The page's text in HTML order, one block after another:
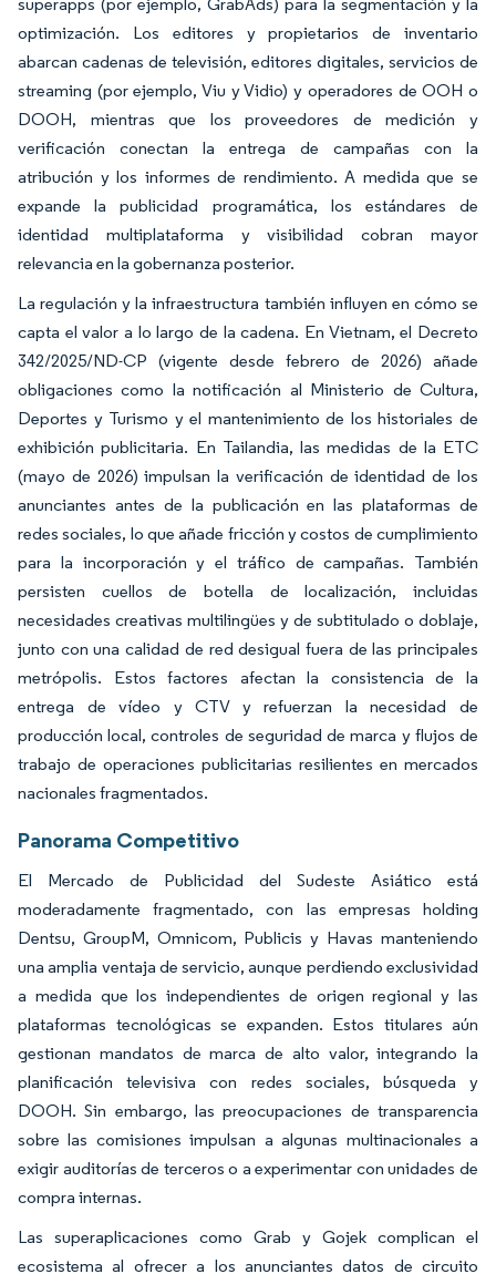
optimización. Los editores y propietarios de inventario
abarcan cadenas de televisión, editores digitales, servicios de
streaming (por ejemplo, Viu y Vidio) y operadores de OOH o
DOOH, mientras que los proveedores de medición y
verificación conectan la entrega de campañas con la
atribución y los informes de rendimiento. A medida que se
expande la publicidad programática, los estándares de
identidad multiplataforma y visibilidad cobran mayor
relevancia en la gobernanza posterior.
La regulación y la infraestructura también influyen en cómo se
capta el valor a lo largo de la cadena. En Vietnam, el Decreto
342/2025/ND-CP (vigente desde febrero de 2026) añade
obligaciones como la notificación al Ministerio de Cultura,
Deportes y Turismo y el mantenimiento de los historiales de
exhibición publicitaria. En Tailandia, las medidas de la ETC
(mayo de 2026) impulsan la verificación de identidad de los
anunciantes antes de la publicación en las plataformas de
redes sociales, lo que añade fricción y costos de cumplimiento
para la incorporación y el tráfico de campañas. También
persisten cuellos de botella de localización, incluidas
necesidades creativas multilingües y de subtitulado o doblaje,
junto con una calidad de red desigual fuera de las principales
metrópolis. Estos factores afectan la consistencia de la
entrega de vídeo y CTV y refuerzan la necesidad de
producción local, controles de seguridad de marca y flujos de
trabajo de operaciones publicitarias resilientes en mercados
nacionales fragmentados.
Panorama Competitivo
El Mercado de Publicidad del Sudeste Asiático está
moderadamente fragmentado, con las empresas holding
Dentsu, GroupM, Omnicom, Publicis y Havas manteniendo
una amplia ventaja de servicio, aunque perdiendo exclusividad
a medida que los independientes de origen regional y las
plataformas tecnológicas se expanden. Estos titulares aún
gestionan mandatos de marca de alto valor, integrando la
planificación televisiva con redes sociales, búsqueda y
DOOH. Sin embargo, las preocupaciones de transparencia
sobre las comisiones impulsan a algunas multinacionales a
exigir auditorías de terceros o a experimentar con unidades de
compra internas.
Las superaplicaciones como Grab y Gojek complican el
ecosistema al ofrecer a los anunciantes datos de circuito